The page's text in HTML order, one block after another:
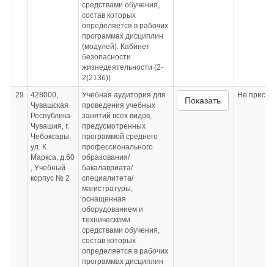
средствами обучения,
состав которых
определяется в рабочих
программах дисциплин
(модулей). Кабинет
безопасности
жизнедеятельности (2-
2(213б))
29
428000,
Чувашская
Республика-
Чувашия, г.
Чебоксары,
ул. К.
Маркса, д.60
, Учебный
корпус № 2
Учебная аудитория для
проведения учебных
занятий всех видов,
предусмотренных
программой среднего
профессионального
образования/
бакалавриата/
специалитета/
магистратуры,
оснащенная
оборудованием и
техническими
средствами обучения,
состав которых
определяется в рабочих
программах дисциплин
Показать
Не